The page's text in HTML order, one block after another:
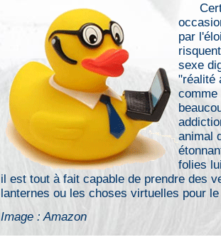
par
sexe
"réalité
comme
animal
folies
il est tout à fait capable de prendre des
lanternes ou les choses virtuelles pour
Image : Amazon